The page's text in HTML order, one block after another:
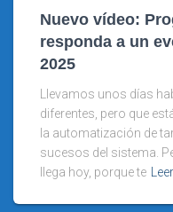
Nuevo vídeo:
responda a un
2025
Llevamos unos días
diferentes, pero que
la automatización de
sucesos del sistema.
llega hoy, porque te